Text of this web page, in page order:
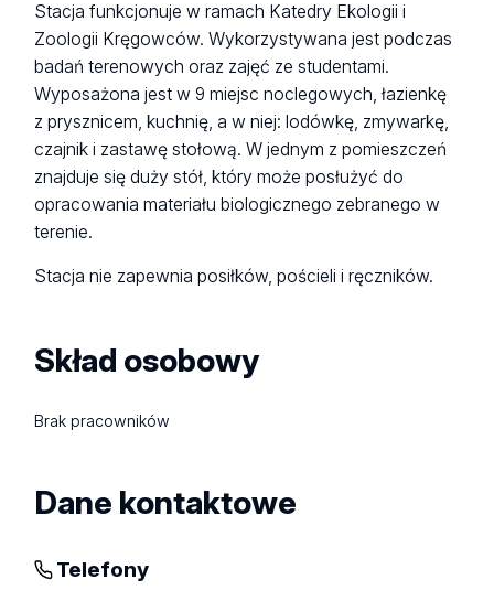
Stacja funkcjonuje w ramach Katedry Ekologii i
Zoologii Kręgowców. Wykorzystywana jest podczas
badań terenowych oraz zajęć ze studentami.
Wyposażona jest w 9 miejsc noclegowych, łazienkę
z prysznicem, kuchnię, a w niej: lodówkę, zmywarkę,
czajnik i zastawę stołową. W jednym z pomieszczeń
znajduje się duży stół, który może posłużyć do
opracowania materiału biologicznego zebranego w
terenie.
Stacja nie zapewnia posiłków, pościeli i ręczników.
Skład osobowy
Brak pracowników
Dane kontaktowe
Telefony